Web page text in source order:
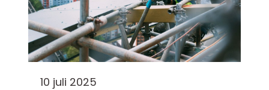
10 juli 2025